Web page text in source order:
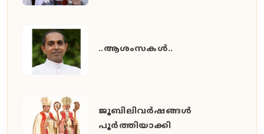
..ആശംസകൾ..
ജൂബിലിവർഷങ്ങൾ
പൂർത്തിയാക്കി